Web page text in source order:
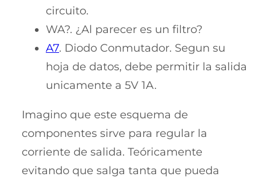
circuito.
WA?. ¿Al parecer es un filtro?
A7. Diodo Conmutador. Segun su
hoja de datos, debe permitir la salida
unicamente a 5V 1A.
Imagino que este esquema de
componentes sirve para regular la
corriente de salida. Teóricamente
evitando que salga tanta que pueda